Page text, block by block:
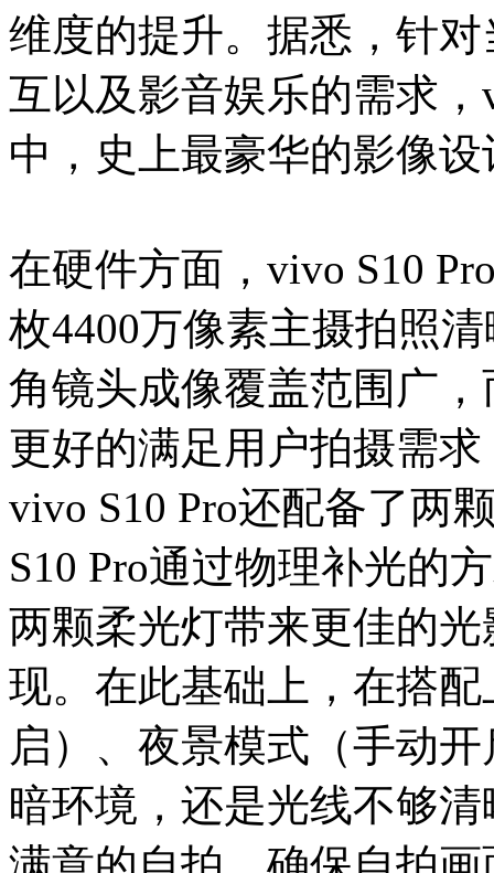
维度的提升。据悉，针
互以及影音娱乐的需求
中，史上最豪华的影像
在硬件方面，vivo S10
枚4400万像素主摄拍照
角镜头成像覆盖范围广
更好的满足用户拍摄需
vivo S10 Pro还配备了两
S10 Pro通过物理补光的
两颗柔光灯带来更佳的
现。在此基础上，在搭
启）、夜景模式（手动
暗环境，还是光线不够